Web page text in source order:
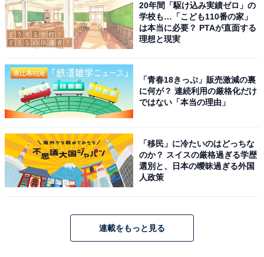
20年間「駆け込み実績ゼロ」の
学校も…「こども110番の家」
は本当に必要？ PTAが直面する
理想と現実
「青春18きっぷ」販売激減の裏
に何が？ 連続利用の厳格化だけ
ではない「本当の理由」
「移民」に冷たいのはどっちな
のか？ スイスの厳格過ぎる学歴
選別と、日本の曖昧過ぎる外国
人政策
連載をもっと見る